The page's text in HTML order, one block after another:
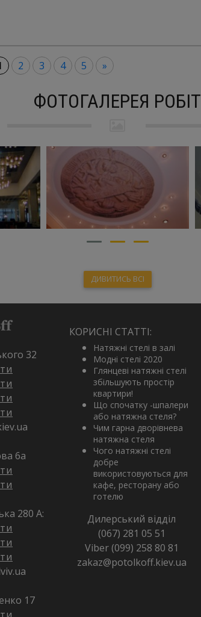
2 3 4 5 »
ФОТОГАЛЕРЕЯ РОБІТ
ДИВИТИСЬ ВСІ
32
6а
280 А:
17
КОРИСНІ СТАТТІ:
Натяжні стелі в залі
Модні стелі 2020
Глянцеві натяжні стелі
збільшують простір
квартири!
Що спочатку -шпалери
або натяжна стеля?
Чим гарна дворівнева
натяжна стеля
Чого натяжні стелі
добре
використовуються для
кафе, ресторану або
готелю
Дилерський відділ
(067) 281 05 51
Viber (099) 258 80 81
zakaz@potolkoff.kiev.ua